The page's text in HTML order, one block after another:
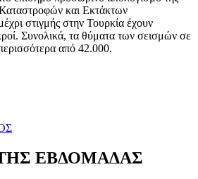
Καταστροφών και Εκτάκτων
στιγμής στην Τουρκία έχουν
Συνολικά, τα θύματα των σεισμών σε
από 42.000.
ΕΒΔΟΜΑΔΑΣ